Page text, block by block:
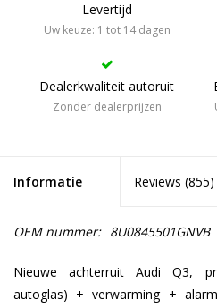
Levertijd
Uw keuze: 1 tot 14 dagen
Dealerkwaliteit autoruit
Zonder dealerprijzen
Informatie Reviews (855)
OEM nummer: 8U0845501GNVB
Nieuwe achterruit Audi Q3,
autoglas) + verwarming +